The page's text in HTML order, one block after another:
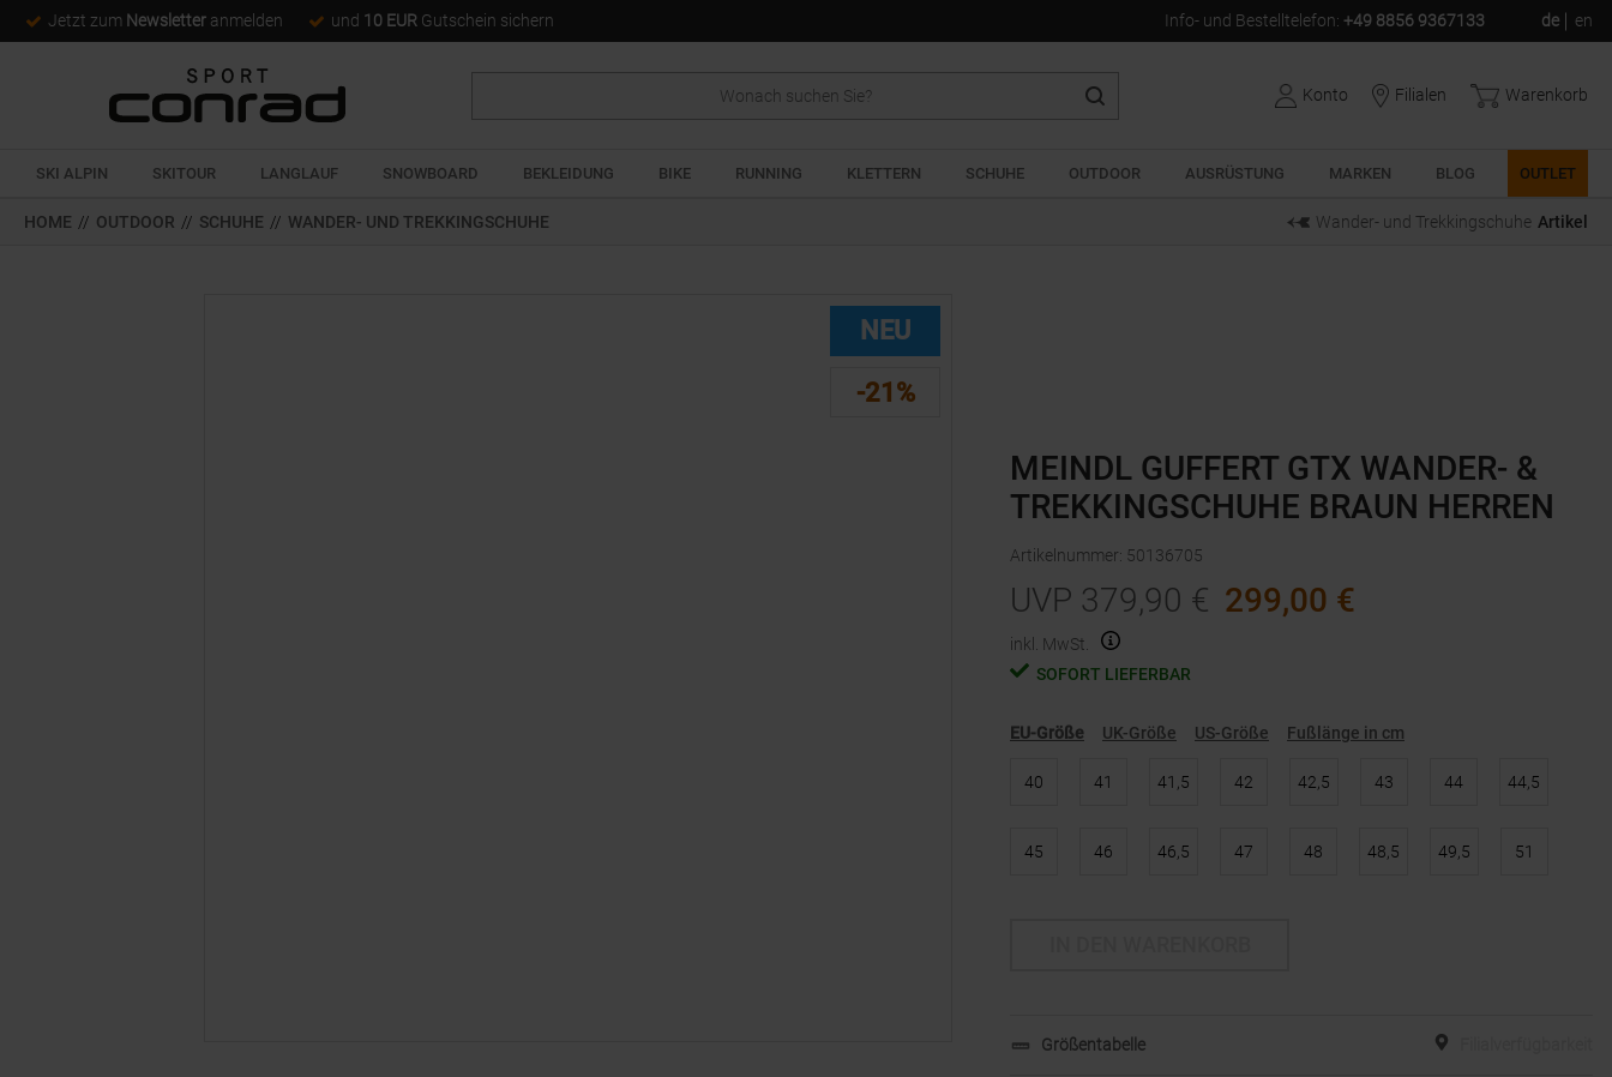
Jetzt zum Newsletter anmelden und 10 EUR Gutschein sichern Info- und Bestelltelefon: +49 8856 9367133 de en
Konto Filialen Warenkorb
SKI ALPIN SKITOUR LANGLAUF SNOWBOARD BEKLEIDUNG BIKE RUNNING KLETTERN SCHUHE OUTDOOR AUSRÜSTUNG MARKEN BLOG OUTLET
HOME // OUTDOOR // SCHUHE // WANDER- UND TREKKINGSCHUHE Wander- und Trekkingschuhe Artikel
NEU
-21%
MEINDL GUFFERT GTX WANDER- &
TREKKINGSCHUHE BRAUN HERREN
Artikelnummer: 50136705
UVP 379,90 € 299,00 €
inkl. MwSt.
SOFORT LIEFERBAR
EU-Größe UK-Größe US-Größe Fußlänge in cm
40 41 41,5 42 42,5 43 44 44,5
45 46 46,5 47 48 48,5 49,5 51
Größentabelle